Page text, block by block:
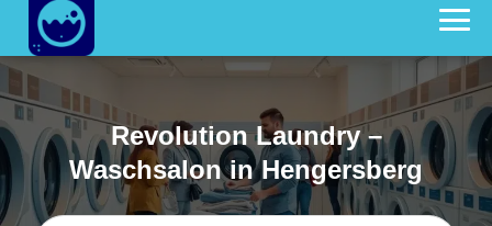
Revolution Laundry –
Waschsalon in Hengersberg